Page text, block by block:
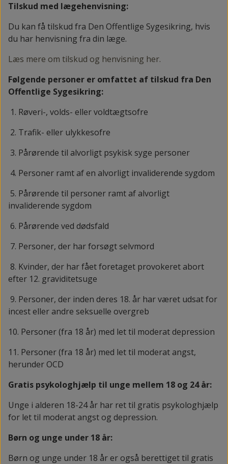
Tilskud med lægehenvisning:
Du kan få tilskud fra Den Offentlige Sygesikring, hvis
du har henvisning fra din læge.
Læs mere om tilskud og henvisning her.
Følgende personer er omfattet af tilskud fra Den
Offentlige Sygesikring:
1. Røveri-, volds- eller voldtægtsofre
2. Trafik- eller ulykkesofre
3. Pårørende til alvorligt psykisk syge personer
4. Personer ramt af en alvorligt invaliderende sygdom
5. Pårørende til personer ramt af alvorligt
invaliderende sygdom
6. Pårørende ved dødsfald
7. Personer, der har forsøgt selvmord
8. Kvinder, der har fået foretaget provokeret abort
efter 12. graviditetsuge
9. Personer, der inden deres 18. år har været udsat for
incest eller andre seksuelle overgreb
10. Personer (fra 18 år) med let til moderat depression
11. Personer (fra 18 år) med let til moderat angst,
herunder OCD
Gratis psykologhjælp til unge mellem 18 og 24 år:
Unge i alderen 18-24 år har ret til gratis psykologhjælp
for let til moderat angst og depression.
Børn og unge under 18 år:
Børn og unge under 18 år er også berettiget til gratis